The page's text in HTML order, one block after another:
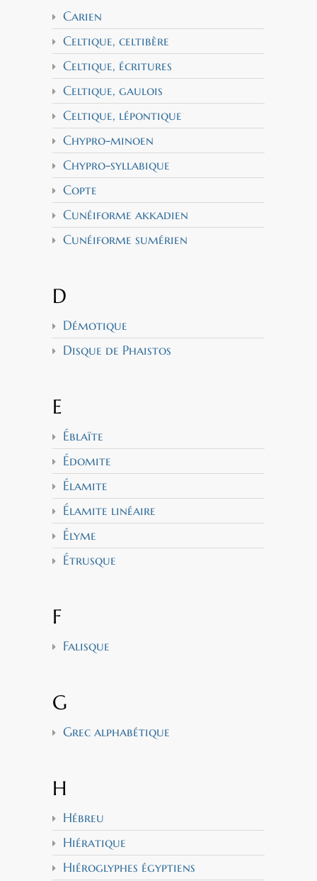
Carien
Celtique, celtibère
Celtique, écritures
Celtique, gaulois
Celtique, lépontique
Chypro-minoen
Chypro-syllabique
Copte
Cunéiforme akkadien
Cunéiforme sumérien
D
Démotique
Disque de Phaistos
E
Éblaïte
Édomite
Élamite
Élamite linéaire
Élyme
Étrusque
F
Falisque
G
Grec alphabétique
H
Hébreu
Hiératique
Hiéroglyphes égyptiens